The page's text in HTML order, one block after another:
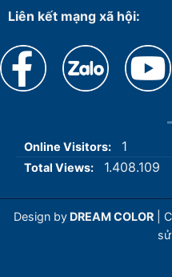
Liên kết mạng xã hội:
Online Visitors: 1
Total Views: 1.408.109
Design by DREAM COLOR